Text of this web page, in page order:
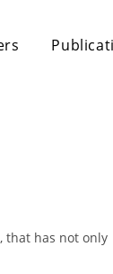
that has not only